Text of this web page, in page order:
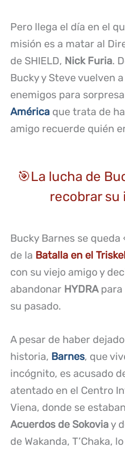
Pero llega el día en el
misión es a matar al
de SHIELD, Nick Furia.
Bucky y Steve vuelven
enemigos para
América que trata de
amigo recuerde quién
🎯La lucha de
recobrar su
Bucky Barnes se
de la Batalla en el
con su viejo amigo y
abandonar HYDRA
su pasado.
A pesar de haber
historia, Barnes, que
incógnito, es acusado
atentado en el Centro
Viena, donde se
Acuerdos de Sokoviay
de Wakanda, T’Chaka,